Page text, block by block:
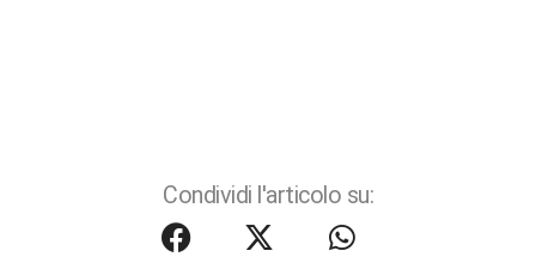
Condividi l'articolo su: